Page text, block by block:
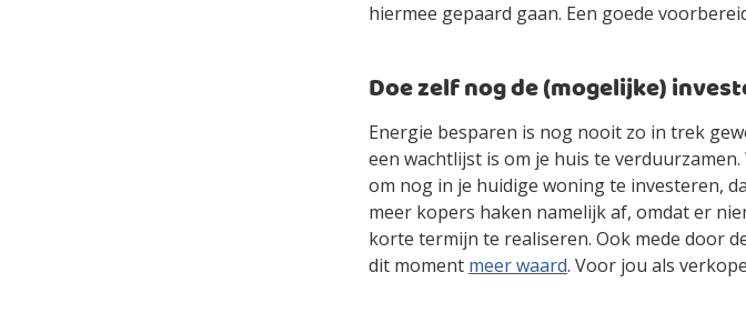
hiermee gepaard gaan. Een goede
Doe zelf nog de (mogelijke)
Energie besparen is nog nooit zo in trek
een wachtlijst is om je huis te
om nog in je huidige woning te investeren,
meer kopers haken namelijk af, omdat er
korte termijn te realiseren. Ook mede door
dit moment meer waard. Voor jou als